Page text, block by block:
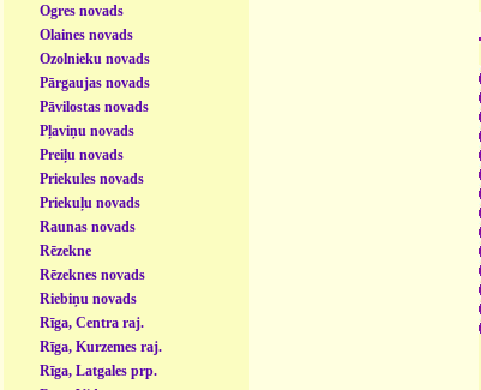
Ogres novads
Olaines novads
Ozolnieku novads
Pārgaujas novads
Pāvilostas novads
Pļaviņu novads
Preiļu novads
Priekules novads
Priekuļu novads
Raunas novads
Rēzekne
Rēzeknes novads
Riebiņu novads
Rīga, Centra raj.
Rīga, Kurzemes raj.
Rīga, Latgales prp.